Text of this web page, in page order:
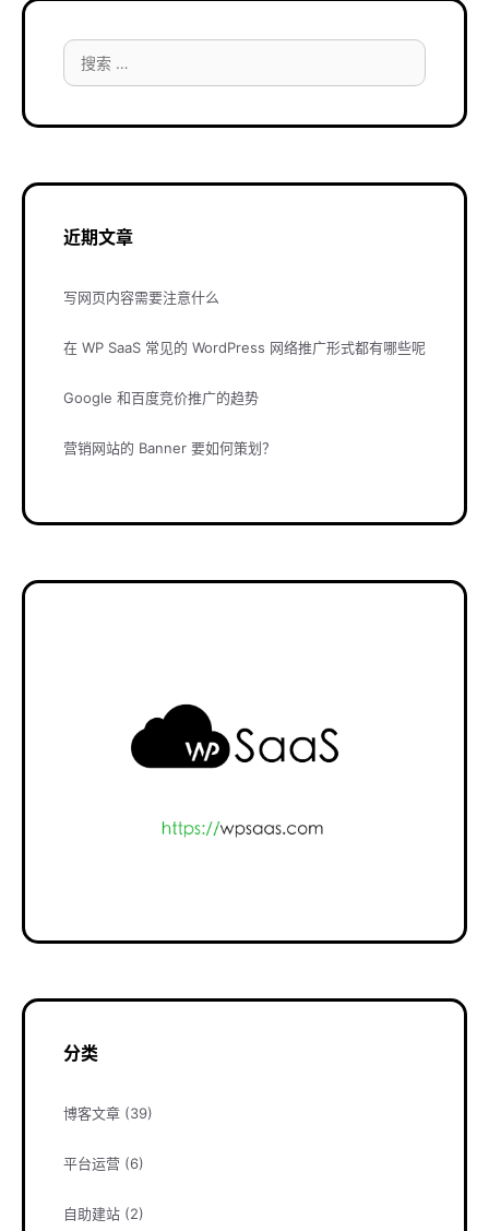
搜
索：
近期文章
写网页内容需要注意什么
在 WP SaaS 常见的 WordPress 网络推广形式都有哪些呢
Google 和百度竞价推广的趋势
营销网站的 Banner 要如何策划？
分类
博客文章 (39)
平台运营 (6)
自助建站 (2)